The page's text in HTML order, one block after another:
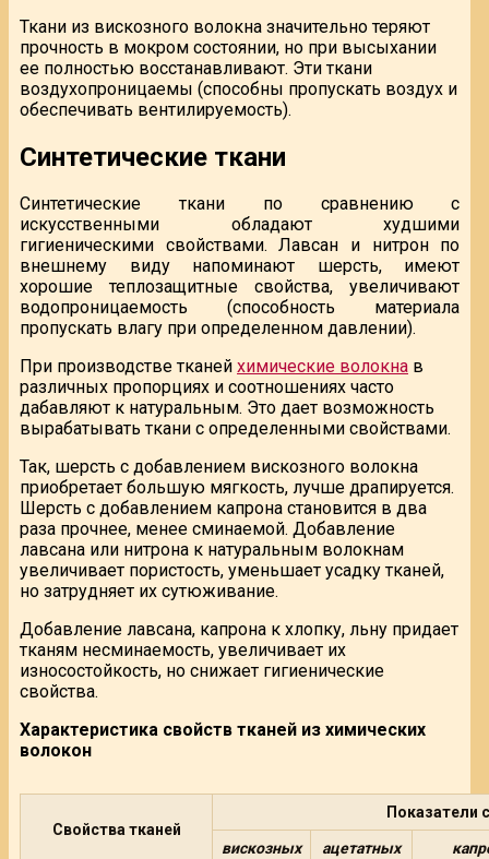
Ткани из вискозного волокна значительно теряют
прочность в мокром состоянии, но при высыхании
ее полностью восстанавливают. Эти ткани
воздухопроницаемы (способны пропускать воздух и
обеспечивать вентилируемость).
Синтетические ткани
Синтетические ткани по сравнению с
искусственными обладают худшими
гигиеническими свойствами. Лавсан и нитрон по
внешнему виду напоминают шерсть, имеют
хорошие теплозащитные свойства, увеличивают
водопроницаемость (способность материала
пропускать влагу при определенном давлении).
При производстве тканей химические волокна в
различных пропорциях и соотношениях часто
дабавляют к натуральным. Это дает возможность
вырабатывать ткани с определенными свойствами.
Так, шерсть с добавлением вискозного волокна
приобретает большую мягкость, лучше драпируется.
Шерсть с добавлением капрона становится в два
раза прочнее, менее сминаемой. Добавление
лавсана или нитрона к натуральным волокнам
увеличивает пористость, уменьшает усадку тканей,
но затрудняет их сутюживание.
Добавление лавсана, капрона к хлопку, льну придает
тканям несминаемость, увеличивает их
износостойкость, но снижает гигиенические
свойства.
Характеристика свойств тканей из химических
волокон
Свойства тканей
Показатели
вискозных ацетатных